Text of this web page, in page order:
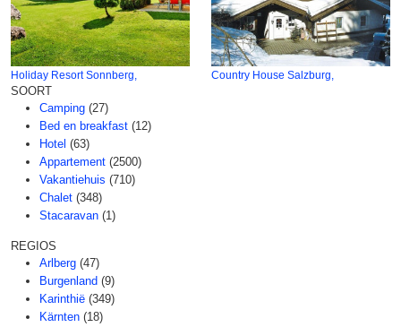
Holiday Resort Sonnberg, Country House Salzburg,
SOORT
Camping (27)
Bed en breakfast (12)
Hotel (63)
Appartement (2500)
Vakantiehuis (710)
Chalet (348)
Stacaravan (1)
REGIOS
Arlberg (47)
Burgenland (9)
Karinthië (349)
Kärnten (18)